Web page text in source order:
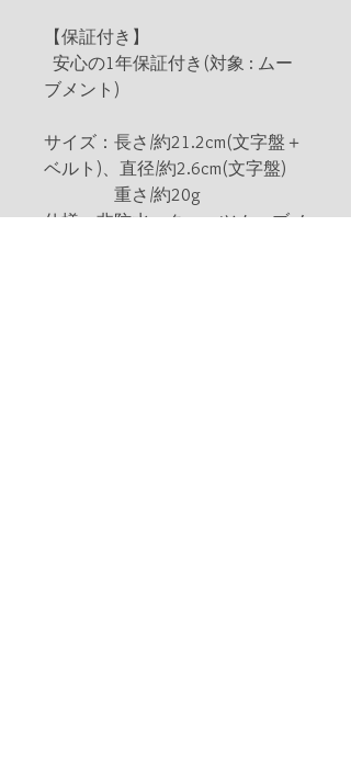
【保証付き】
安心の1年保証付き(対象 : ムー
ブメント)
サイズ：長さ/約21.2cm(文字盤＋
ベルト)、直径/約2.6cm(文字盤)
重さ/約20g
仕様：非防水、クォーツムーブメ